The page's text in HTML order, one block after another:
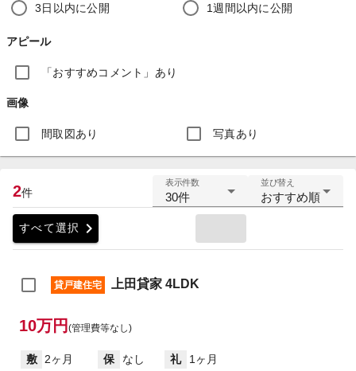
3日以内に公開 1週間以内に公開
アピール
「おすすめコメント」あり
画像
間取図あり 写真あり
2件
表示件数
30件
並び替え
おすすめ順
すべて選択 chevron_right
貸戸建住宅 上田貸家 4LDK
10万円 (管理費等なし)
敷 2ヶ月 保 なし 礼
1ヶ月